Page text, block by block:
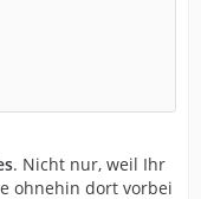
. Nicht nur, weil Ihr
ohnehin dort vorbei